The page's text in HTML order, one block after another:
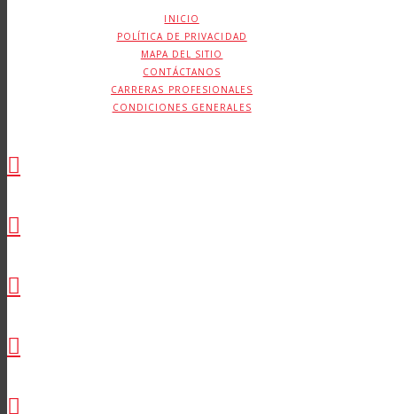
INICIO
POLÍTICA DE PRIVACIDAD
MAPA DEL SITIO
CONTÁCTANOS
CARRERAS PROFESIONALES
CONDICIONES GENERALES